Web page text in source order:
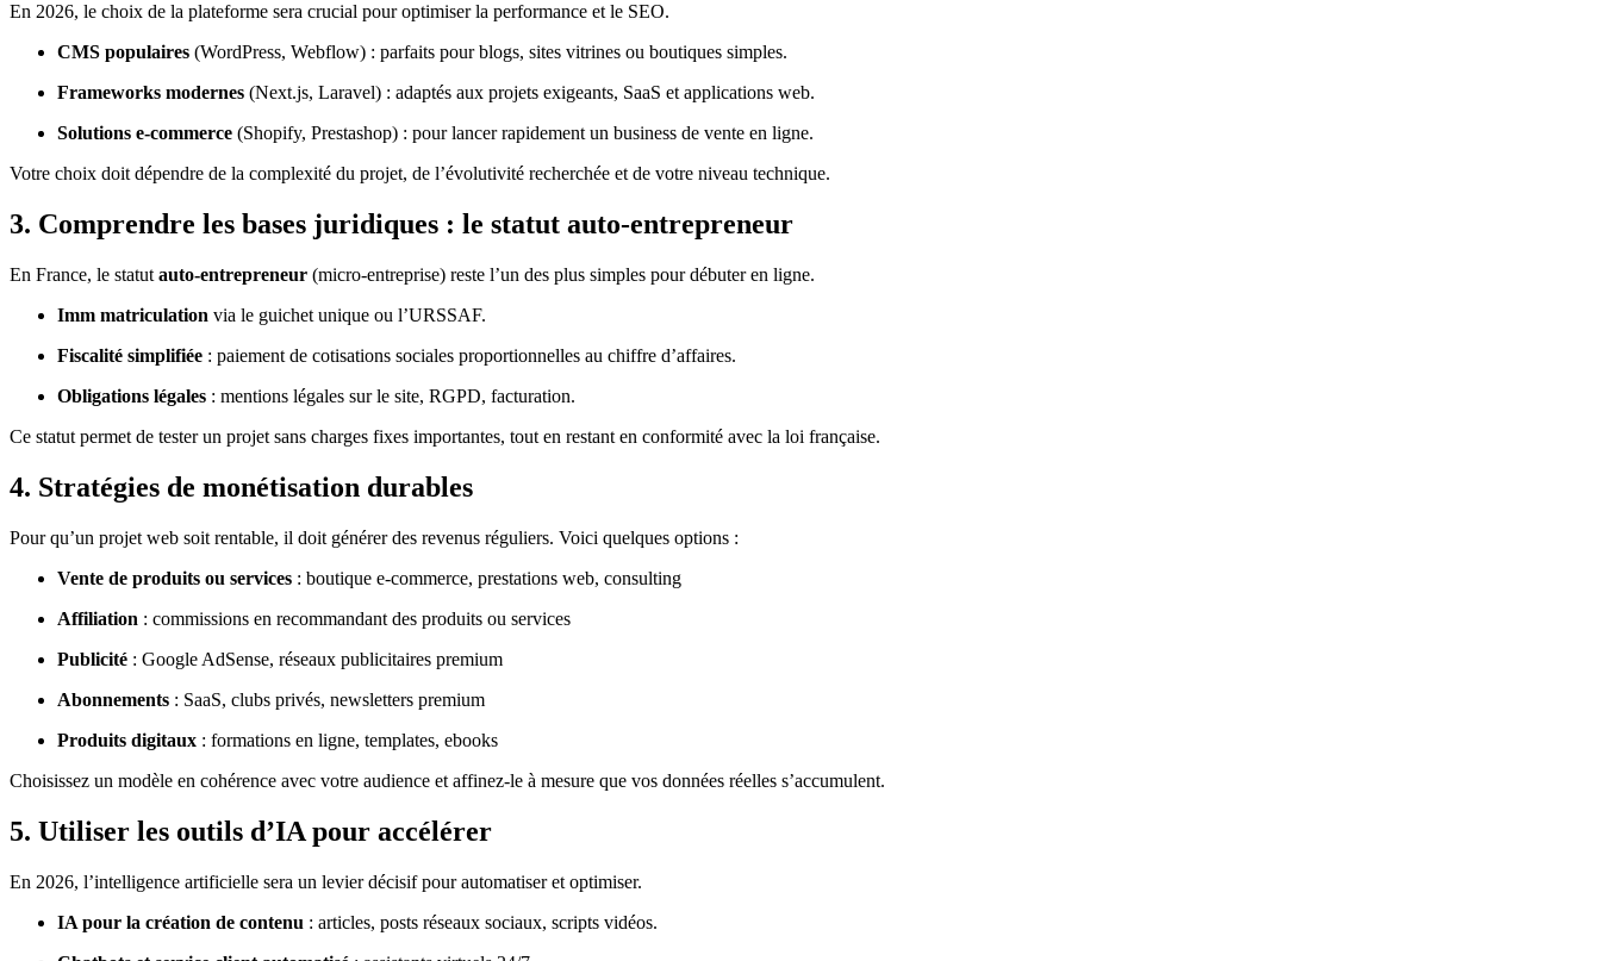
En 2026, le choix de la plateforme sera crucial pour optimiser la performance et le SEO.
CMS populaires (WordPress, Webflow) : parfaits pour blogs, sites vitrines ou boutiques simples.
Frameworks modernes (Next.js, Laravel) : adaptés aux projets exigeants, SaaS et applications web.
Solutions e-commerce (Shopify, Prestashop) : pour lancer rapidement un business de vente en ligne.
Votre choix doit dépendre de la complexité du projet, de l’évolutivité recherchée et de votre niveau technique.
3. Comprendre les bases juridiques : le statut auto-entrepreneur
En France, le statut auto-entrepreneur (micro-entreprise) reste l’un des plus simples pour débuter en ligne.
Imm matriculation via le guichet unique ou l’URSSAF.
Fiscalité simplifiée : paiement de cotisations sociales proportionnelles au chiffre d’affaires.
Obligations légales : mentions légales sur le site, RGPD, facturation.
Ce statut permet de tester un projet sans charges fixes importantes, tout en restant en conformité avec la loi française.
4. Stratégies de monétisation durables
Pour qu’un projet web soit rentable, il doit générer des revenus réguliers. Voici quelques options :
Vente de produits ou services : boutique e-commerce, prestations web, consulting
Affiliation : commissions en recommandant des produits ou services
Publicité : Google AdSense, réseaux publicitaires premium
Abonnements : SaaS, clubs privés, newsletters premium
Produits digitaux : formations en ligne, templates, ebooks
Choisissez un modèle en cohérence avec votre audience et affinez-le à mesure que vos données réelles s’accumulent.
5. Utiliser les outils d’IA pour accélérer
En 2026, l’intelligence artificielle sera un levier décisif pour automatiser et optimiser.
IA pour la création de contenu : articles, posts réseaux sociaux, scripts vidéos.